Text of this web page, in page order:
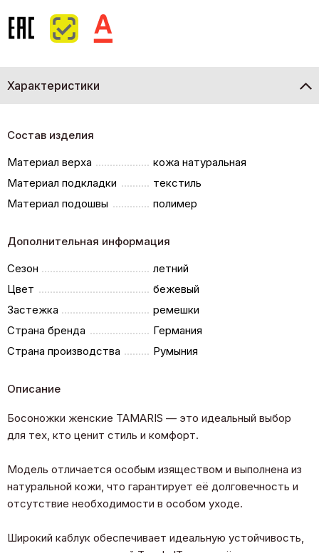
Характеристики
Состав изделия
Материал верха
кожа натуральная
Материал подкладки
текстиль
Материал подошвы
полимер
Дополнительная информация
Сезон
летний
Цвет
бежевый
Застежка
ремешки
Страна бренда
Германия
Страна производства
Румыния
Описание
Босоножки женские TAMARIS — это идеальный выбор
для тех, кто ценит стиль и комфорт.
Модель отличается особым изяществом и выполнена из
натуральной кожи, что гарантирует её долговечность и
отсутствие необходимости в особом уходе.
Широкий каблук обеспечивает идеальную устойчивость,